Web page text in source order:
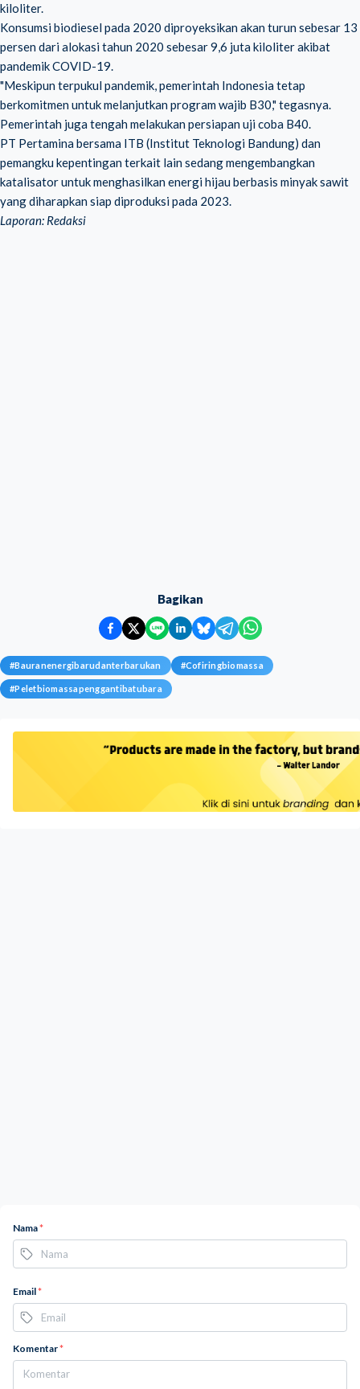
kiloliter.
Konsumsi biodiesel pada 2020 diproyeksikan akan turun sebesar 13
persen dari alokasi tahun 2020 sebesar 9,6 juta kiloliter akibat
pandemik COVID-19.
"Meskipun terpukul pandemik, pemerintah Indonesia tetap
berkomitmen untuk melanjutkan program wajib B30," tegasnya.
Pemerintah juga tengah melakukan persiapan uji coba B40.
PT Pertamina bersama ITB (Institut Teknologi Bandung) dan
pemangku kepentingan terkait lain sedang mengembangkan
katalisator untuk menghasilkanenergi hijau berbasis minyak sawit
yang diharapkan siap diproduksi pada 2023.
Laporan: Redaksi
Bagikan
#Bauranenergibarudanterbarukan #Cofiringbiomassa
#Peletbiomassapenggantibatubara
Nama*
Email*
Komentar*